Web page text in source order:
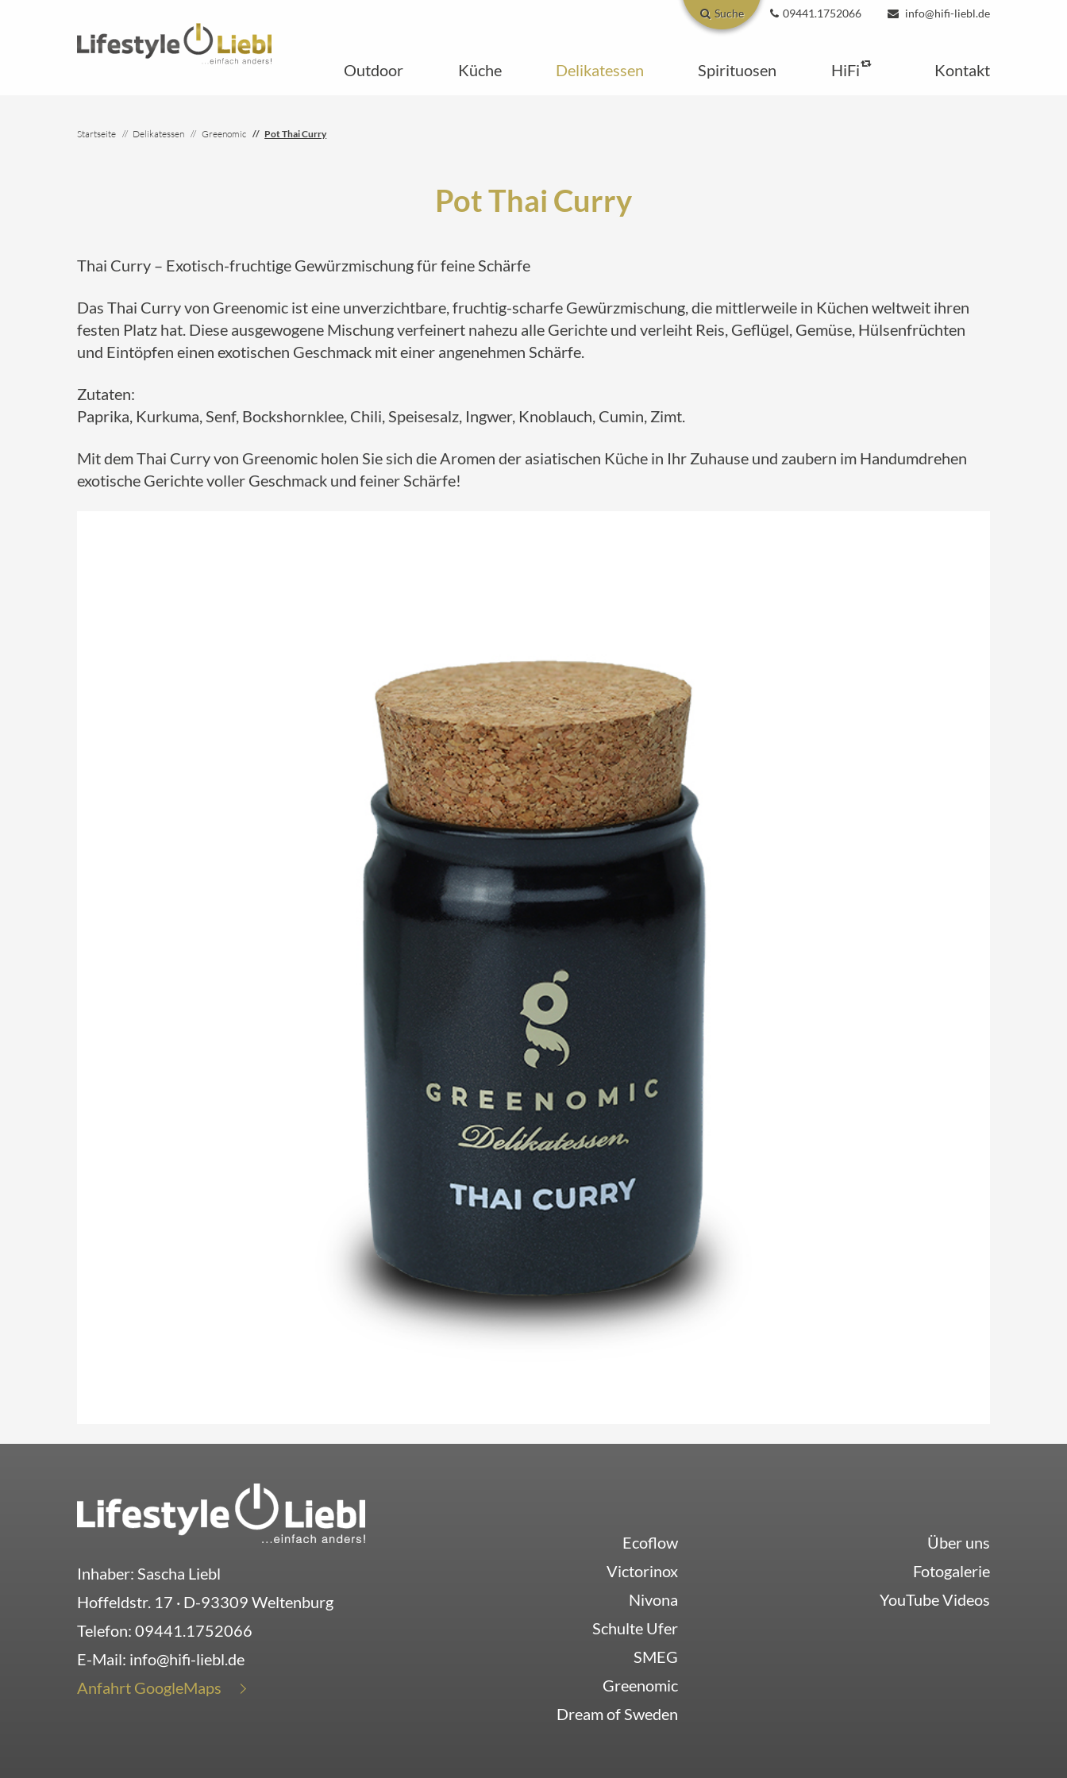
Suche 09441.1752066 info@hifi-liebl.de
Outdoor Küche Delikatessen Spirituosen HiFi Kontakt
Startseite Delikatessen Greenomic Pot Thai Curry
Pot Thai Curry
Thai Curry – Exotisch-fruchtige Gewürzmischung für feine Schärfe
Das Thai Curry von Greenomic ist eine unverzichtbare, fruchtig-scharfe Gewürzmischung, die mittlerweile in Küchen weltweit ihren
festen Platz hat. Diese ausgewogene Mischung verfeinert nahezu alle Gerichte und verleiht Reis, Geflügel, Gemüse, Hülsenfrüchten
und Eintöpfen einen exotischen Geschmack mit einer angenehmen Schärfe.
Zutaten:
Paprika, Kurkuma, Senf, Bockshornklee, Chili, Speisesalz, Ingwer, Knoblauch, Cumin, Zimt.
Mit dem Thai Curry von Greenomic holen Sie sich die Aromen der asiatischen Küche in Ihr Zuhause und zaubern im Handumdrehen
exotische Gerichte voller Geschmack und feiner Schärfe!
Inhaber: Sascha Liebl
Hoffeldstr. 17 · D-93309 Weltenburg
Telefon: 09441.1752066
E-Mail: info@hifi-liebl.de
Anfahrt GoogleMaps
Ecoflow
Victorinox
Nivona
Schulte Ufer
SMEG
Greenomic
Dream of Sweden
Über uns
Fotogalerie
YouTube Videos